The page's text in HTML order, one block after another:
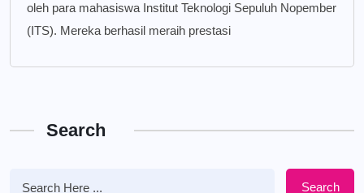
oleh para mahasiswa Institut Teknologi Sepuluh Nopember
(ITS). Mereka berhasil meraih prestasi
Search
Search